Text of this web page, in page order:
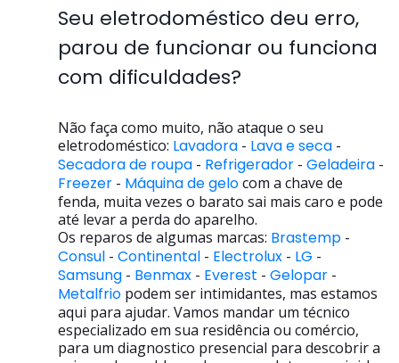
Seu eletrodoméstico deu erro,
parou de funcionar ou funciona
com dificuldades?
Não faça como muito, não ataque o seu
eletrodoméstico: Lavadora - Lava e seca -
Secadora de roupa - Refrigerador - Geladeira -
Freezer - Máquina de gelocom a chave de
fenda, muita vezes o barato sai mais caro e pode
até levar a perda do aparelho.
Os reparos de algumas marcas: Brastemp -
Consul - Continental - Electrolux - LG -
Samsung - Benmax - Everest - Gelopar -
Metalfrio podem ser intimidantes, mas estamos
aqui para ajudar. Vamos mandar um técnico
especializado em sua residência ou comércio,
para um diagnostico presencial para descobrir a